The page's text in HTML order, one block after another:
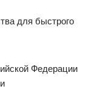
для быстрого
Федерации